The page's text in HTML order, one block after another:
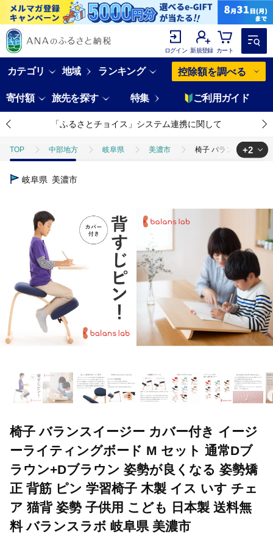
ログイン 新規登録 カート
カテゴリ 地域 ランキング 控除額を調べる
寄付額 旅先を探す 特集 ご利用ガイド
「ふるさとチョイス」システム連携に関して
TOP 中部地方 岐阜県 美濃市 椅子 バランスイージー
TOP
+2
岐阜県 美濃市
椅子 バランスイージー カバー付き イージ
ーライティングボード M セット 通常Dブ
ラウン+Dブラウン 姿勢が良くなる 姿勢矯
正 背筋 ピン 学習椅子 木製 イス いす チェ
ア 猫背 姿勢 子供用 こども 日本製 送料無
料 バランスラボ 岐阜県 美濃市